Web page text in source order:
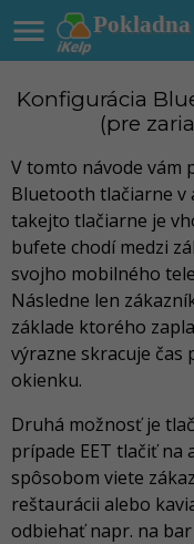
Pokladna

Konfigurácia
(pre
V tomto návode vám
Bluetooth tlačiarne v
takejto tlačiarne je
bufete chodí medzi
svojho mobilného
Následne len
základe ktorého
výrazne skracuje
okienku.
Druhá možnosť je
prípade EET tlačiť na
spôsobom viete
reštaurácii alebo
odbiehať napr. na